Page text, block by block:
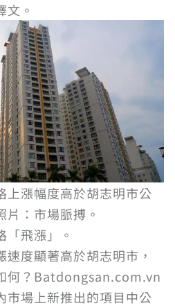
文。
上漲幅度高於胡志明市公
：市場脈搏。
「飛漲」。
度顯著高於胡志明市，
何？Batdongsan.com.vn
市場上新推出的項目中公